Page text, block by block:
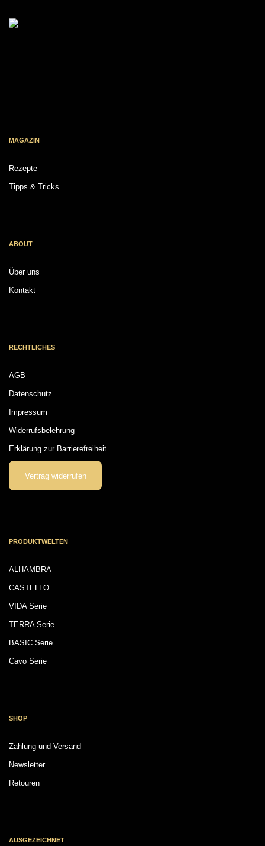
MAGAZIN
Rezepte
Tipps & Tricks
ABOUT
Über uns
Kontakt
RECHTLICHES
AGB
Datenschutz
Impressum
Widerrufsbelehrung
Erklärung zur Barrierefreiheit
Vertrag widerrufen
PRODUKTWELTEN
ALHAMBRA
CASTELLO
VIDA Serie
TERRA Serie
BASIC Serie
Cavo Serie
SHOP
Zahlung und Versand
Newsletter
Retouren
AUSGEZEICHNET